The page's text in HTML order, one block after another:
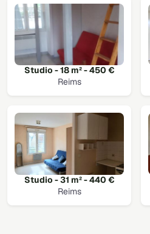
Studio - 18 m² - 450 €
Reims
Studio - 31 m² - 440 €
Reims